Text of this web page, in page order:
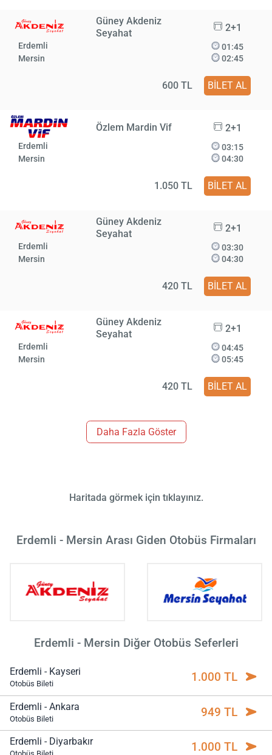
Güney Akdeniz
Seyahat
2+1
Erdemli
Mersin
01:45
02:45
600 TL BİLET AL
Özlem Mardin Vif 2+1
Erdemli
Mersin
03:15
04:30
1.050 TL BİLET AL
Güney Akdeniz
Seyahat
2+1
Erdemli
Mersin
03:30
04:30
420 TL BİLET AL
Güney Akdeniz
Seyahat
2+1
Erdemli
Mersin
04:45
05:45
420 TL BİLET AL
Daha Fazla Göster
Haritada görmek için tıklayınız.
Erdemli - Mersin Arası Giden Otobüs Firmaları
Erdemli - Mersin Diğer Otobüs Seferleri
Erdemli - Kayseri
Otobüs Bileti 1.000 TL
Erdemli - Ankara
Otobüs Bileti 949 TL
Erdemli - Diyarbakır 1.000 TL